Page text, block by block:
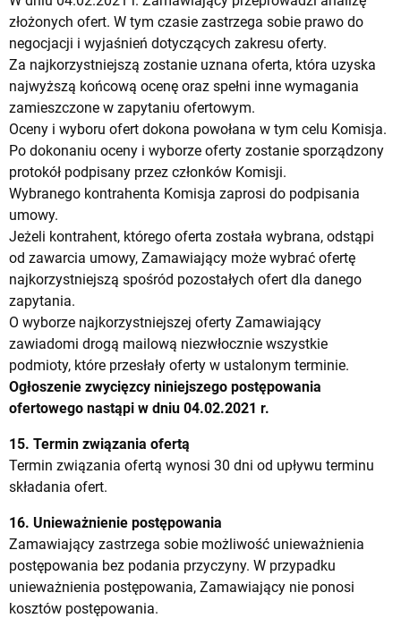
złożonych ofert. W tym czasie zastrzega sobie prawo do
negocjacji i wyjaśnień dotyczących zakresu oferty.
Za najkorzystniejszą zostanie uznana oferta, która uzyska
najwyższą końcową ocenę oraz spełni inne wymagania
zamieszczone w zapytaniu ofertowym.
Oceny i wyboru ofert dokona powołana w tym celu Komisja.
Po dokonaniu oceny i wyborze oferty zostanie sporządzony
protokół podpisany przez członków Komisji.
Wybranego kontrahenta Komisja zaprosi do podpisania
umowy.
Jeżeli kontrahent, którego oferta została wybrana, odstąpi
od zawarcia umowy, Zamawiający może wybrać ofertę
najkorzystniejszą spośród pozostałych ofert dla danego
zapytania.
O wyborze najkorzystniejszej oferty Zamawiający
zawiadomi drogą mailową niezwłocznie wszystkie
podmioty, które przesłały oferty w ustalonym terminie.
Ogłoszenie zwycięzcy niniejszego postępowania
ofertowego nastąpi w dniu 04.02.2021 r.
15. Termin związania ofertą
Termin związania ofertą wynosi 30 dni od upływu terminu
składania ofert.
16. Unieważnienie postępowania
Zamawiający zastrzega sobie możliwość unieważnienia
postępowania bez podania przyczyny. W przypadku
unieważnienia postępowania, Zamawiający nie ponosi
kosztów postępowania.